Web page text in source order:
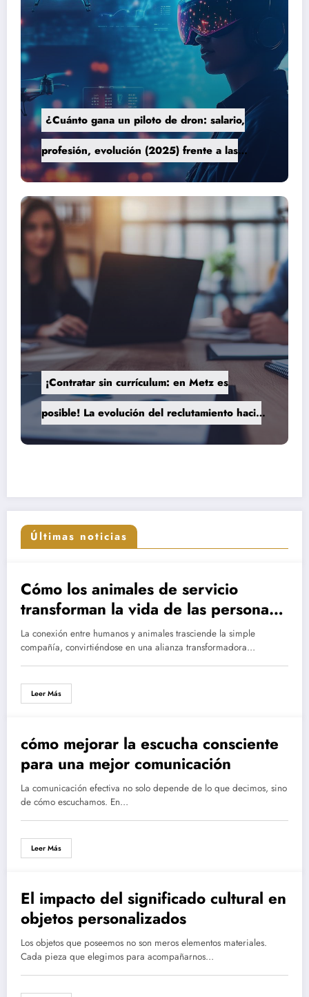
¿Cuánto gana un piloto de dron: salario,
profesión, evolución (2025) frente a las
nuevas tecnologías autónomas
¡Contratar sin currículum: en Metz es
posible! La evolución del reclutamiento hacia
procesos más humanos y eficaces
Últimas noticias
Cómo los animales de servicio
transforman la vida de las personas
con discapacidad
La conexión entre humanos y animales trasciende la simple
compañía, convirtiéndose en una alianza transformadora…
Leer Más
cómo mejorar la escucha consciente
para una mejor comunicación
La comunicación efectiva no solo depende de lo que decimos, sino
de cómo escuchamos. En…
Leer Más
El impacto del significado cultural en
objetos personalizados
Los objetos que poseemos no son meros elementos materiales.
Cada pieza que elegimos para acompañarnos…